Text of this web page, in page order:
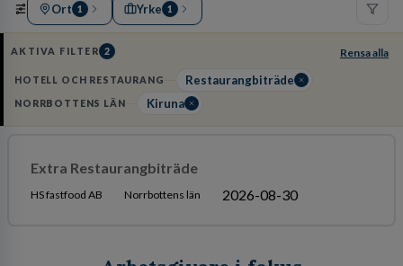
Ort 1 Yrke 1
AKTIVA FILTER 2 Rensa alla
HOTELL OCH RESTAURANG Restaurangbiträde
NORRBOTTENS LÄN Kiruna
Extra Restaurangbiträde
HS fastfood AB Norrbottens län 2026-08-30